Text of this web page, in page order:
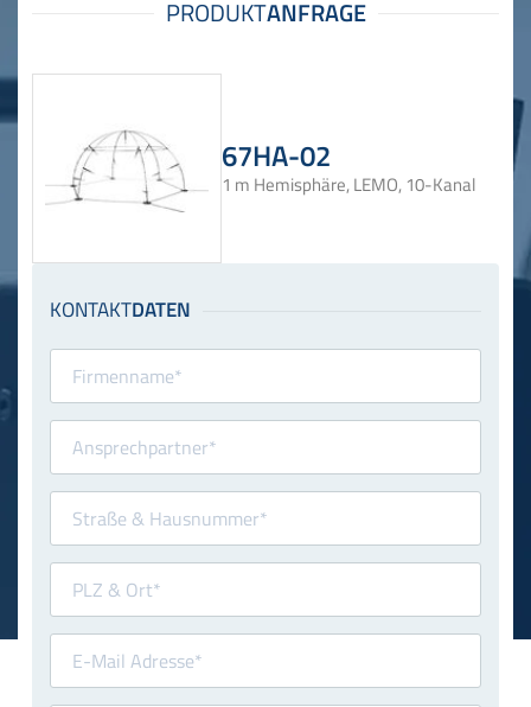
67HA-02
1 m Hemisphäre, LEMO, 10-Kanal